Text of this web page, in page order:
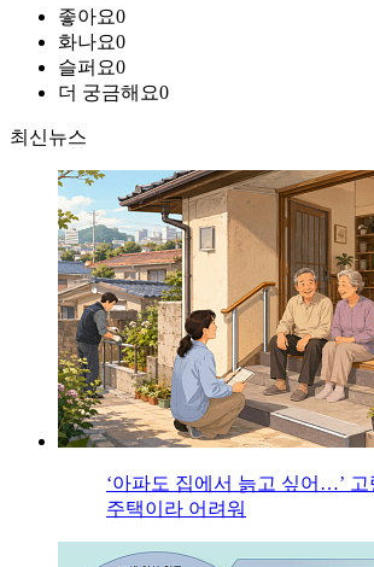
좋아요0
화나요0
슬퍼요0
더 궁금해요0
최신뉴스
‘아파도 집에서 늙고 싶어…’ 고
주택이라 어려워